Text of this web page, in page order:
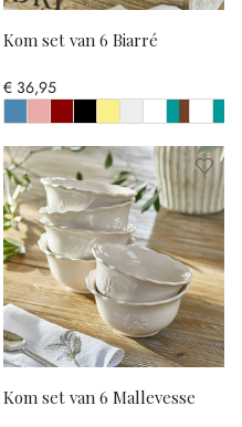
Kom set van 6 Biarré
€ 36,95
Kom set van 6 Mallevesse